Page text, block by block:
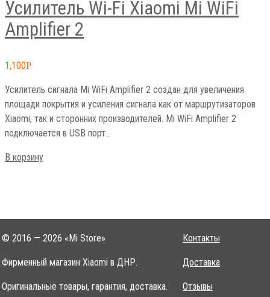
Усилитель Wi-Fi Xiaomi Mi WiFi
Amplifier 2
1,100Р
Усилитель сигнала Mi WiFi Amplifier 2 создан для увеличения
площади покрытия и усиления сигнала как от маршрутизаторов
Xiaomi, так и сторонних производителей. Mi WiFi Amplifier 2
подключается в USB порт…
В корзину
© 2016 — 2026 «Mi Store»
Фирменный магазин Xiaomi в ДНР.
Оригинальные товары, гарантия, доставка.
Контакты
Доставка
Отзывы